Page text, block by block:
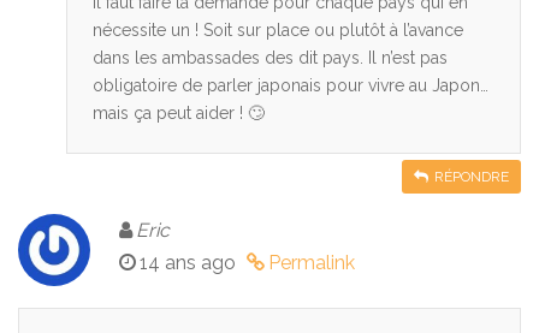
nécessite un ! Soit sur place ou plutôt à l’avance
dans les ambassades des dit pays. Il n’est pas
obligatoire de parler japonais pour vivre au Japon…
mais ça peut aider ! 🙄
RÉPONDRE
Eric
14 ans ago
Permalink